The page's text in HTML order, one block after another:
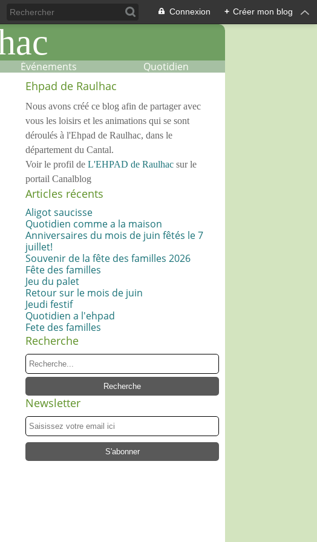
Connexion + Créer mon blog
Événements Quotidien
Ehpad de Raulhac
Nous avons créé ce blog afin de partager avec
vous les loisirs et les animations qui se sont
déroulés à l'Ehpad de Raulhac, dans le
département du Cantal.
Voir le profil de L'EHPAD de Raulhac sur le
portail Canalblog
Articles récents
Aligot saucisse
Quotidien comme a la maison
Anniversaires du mois de juin fêtés le 7
juillet!
Souvenir de la fête des familles 2026
Fête des familles
Jeu du palet
Retour sur le mois de juin
Jeudi festif
Quotidien a l'ehpad
Fete des familles
Recherche
Newsletter